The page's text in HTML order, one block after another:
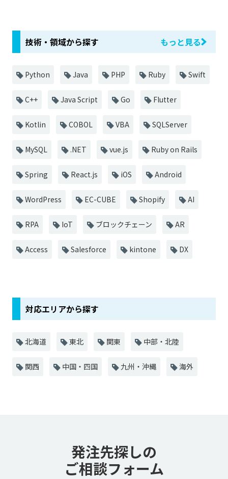
技術・領域から探す もっと見る
Python Java PHP Ruby Swift
C++ Java Script Go Flutter
Kotlin COBOL VBA SQLServer
MySQL .NET vue.js Ruby on Rails
Spring React.js iOS Android
WordPress EC-CUBE Shopify AI
RPA IoT ブロックチェーン AR
Access Salesforce kintone DX
対応エリアから探す
北海道 東北 関東 中部・北陸
関西 中国・四国 九州・沖縄 海外
発注先探しの
ご相談フォーム